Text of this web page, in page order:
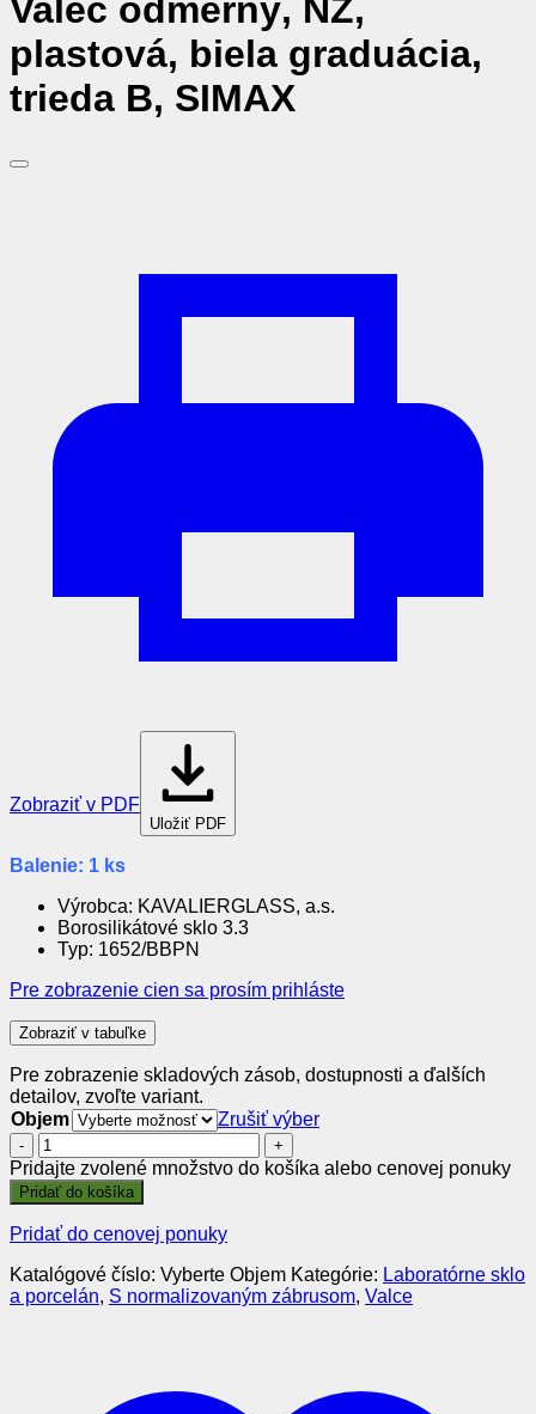
Valec odmerný, NZ,
plastová, biela graduácia,
trieda B, SIMAX
Zobraziť v PDF
Uložiť PDF
Balenie: 1 ks
Výrobca: KAVALIERGLASS, a.s.
Borosilikátové sklo 3.3
Typ: 1652/BBPN
Pre zobrazenie cien sa prosím prihláste
Zobraziť v tabuľke
Pre zobrazenie skladových zásob, dostupnosti a ďalších
detailov, zvoľte variant.
Objem
Zrušiť výber
množstvo
Valec
odmerný,
NZ,
plastová,
biela
graduácia,
trieda
Pridajte zvolené množstvo do košíka alebo cenovej ponuky
Pridať do košíka
Pridať do cenovej ponuky
Katalógové číslo: Vyberte Objem Kategórie: Laboratórne sklo
a porcelán, S normalizovaným zábrusom, Valce